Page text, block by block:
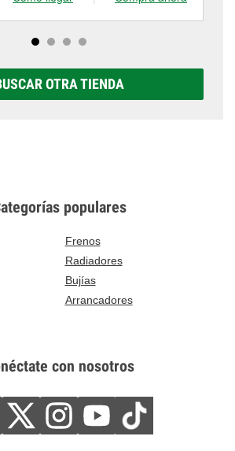
OTRA TIENDA
populares
Frenos
Radiadores
Bujías
Arrancadores
con nosotros